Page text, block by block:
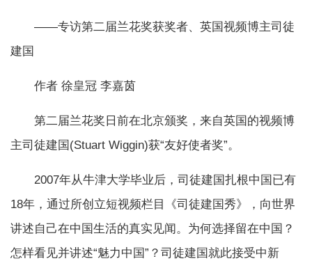
——专访第二届兰花奖获奖者、英国视频博主司徒
建国
作者 徐皇冠 李嘉茵
第二届兰花奖日前在北京颁奖，来自英国的视频博
主司徒建国(Stuart Wiggin)获“友好使者奖”。
2007年从牛津大学毕业后，司徒建国扎根中国已有
18年，通过所创立短视频栏目《司徒建国秀》，向世界
讲述自己在中国生活的真实见闻。为何选择留在中国？
怎样看见并讲述“魅力中国”？司徒建国就此接受中新